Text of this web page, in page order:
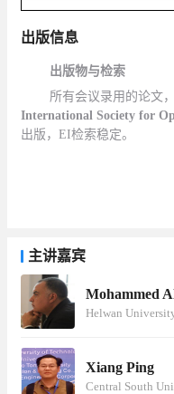
出版信息
出版物与检索
所有会议录用的论文，
International Society for
出版，EI检索稳定。
主讲嘉宾
Mohammed
Helwan
Xiang Ping
Central South